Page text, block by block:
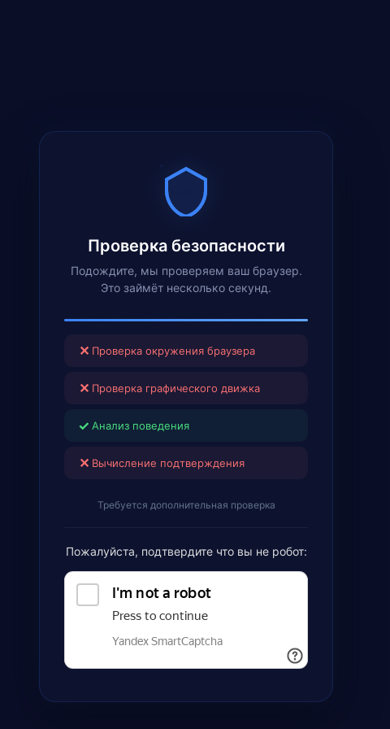
Проверка безопасности
Подождите, мы проверяем ваш браузер.
Это займёт несколько секунд.
✕ Проверка окружения браузера
✕ Проверка графического движка
✓ Анализ поведения
✕ Вычисление подтверждения
Требуется дополнительная проверка
Пожалуйста, подтвердите что вы не робот: